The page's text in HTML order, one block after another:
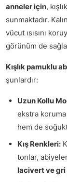
anneler için,
sunmaktadır.
vücut ısısını
görünüm de
Kışlık pamuklu
şunlardır:
Uzun Kollu
ekstra koruma
hem de
Kış Renkleri:
tonlar,
lacivert ve gri